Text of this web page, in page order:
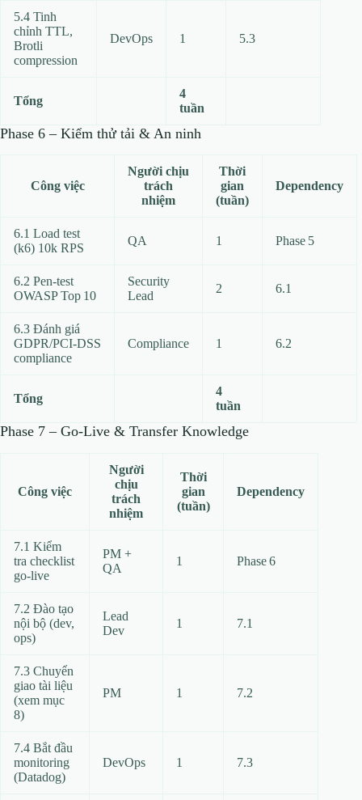
5.4 Tinh
chỉnh TTL,
Brotli
compression
DevOps 1 5.3
Tổng
4
tuần
Phase 6 – Kiểm thử tải & An ninh
Công việc
Người chịu
trách
nhiệm
Thời
gian
(tuần)
Dependency
6.1 Load test
(k6) 10k RPS
QA 1 Phase 5
6.2 Pen‑test
OWASP Top 10
Security
Lead
2 6.1
6.3 Đánh giá
GDPR/PCI‑DSS
compliance
Compliance 1 6.2
Tổng
4
tuần
Phase 7 – Go‑Live & Transfer Knowledge
Công việc
Người
chịu
trách
nhiệm
Thời
gian
(tuần)
Dependency
7.1 Kiểm
tra checklist
go‑live
PM +
QA
1 Phase 6
7.2 Đào tạo
nội bộ (dev,
ops)
Lead
Dev
1 7.1
7.3 Chuyển
giao tài liệu
(xem mục
8)
PM 1 7.2
7.4 Bắt đầu
monitoring
(Datadog)
DevOps 1 7.3